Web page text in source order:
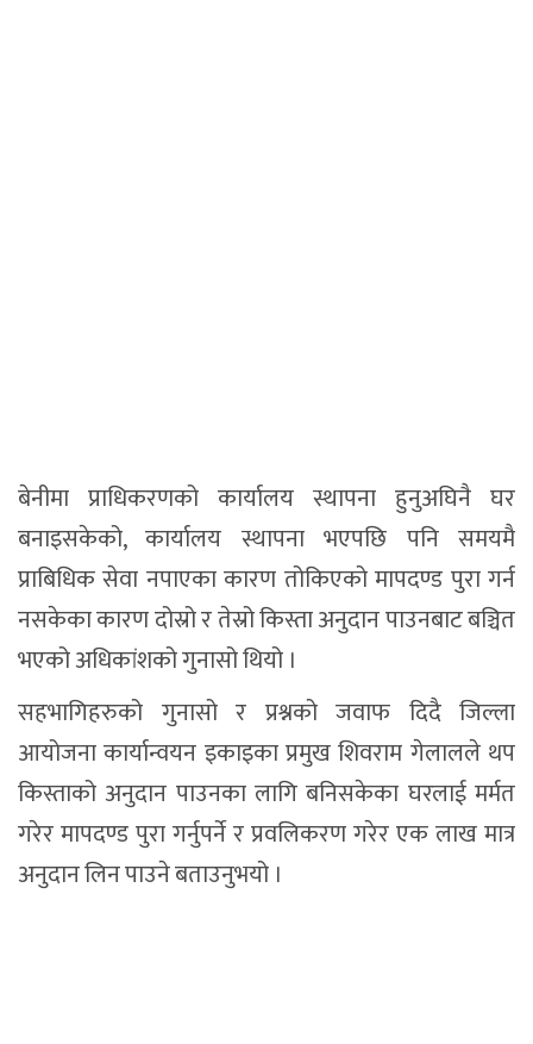
बेनीमा प्राधिकरणको कार्यालय स्थापना हुनुअघिनै घर
बनाइसकेको, कार्यालय स्थापना भएपछि पनि समयमै
प्राबिधिक सेवा नपाएका कारण तोकिएको मापदण्ड पुरा गर्न
नसकेका कारण दोस्रो र तेस्रो किस्ता अनुदान पाउनबाट बञ्चित
भएको अधिकांशको गुनासो थियो ।
सहभागिहरुको गुनासो र प्रश्नको जवाफ दिदै जिल्ला
आयोजना कार्यान्वयन इकाइका प्रमुख शिवराम गेलालले थप
किस्ताको अनुदान पाउनका लागि बनिसकेका घरलाई मर्मत
गरेर मापदण्ड पुरा गर्नुपर्ने र प्रवलिकरण गरेर एक लाख मात्र
अनुदान लिन पाउने बताउनुभयो ।